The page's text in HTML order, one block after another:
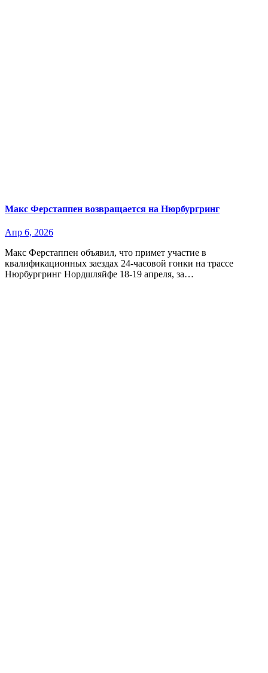
Макс Ферстаппен возвращается на Нюрбургринг
Апр 6, 2026
Макс Ферстаппен объявил, что примет участие в
квалификационных заездах 24-часовой гонки на трассе
Нюрбургринг Нордшляйфе 18-19 апреля, за…